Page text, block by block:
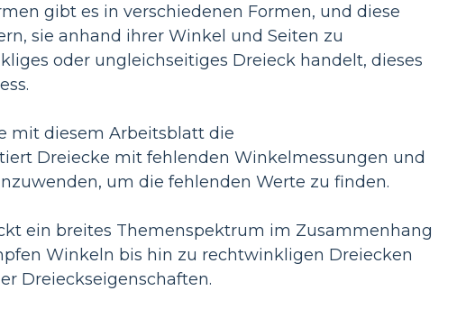
gibt es in verschiedenen Formen, und diese
sie anhand ihrer Winkel und Seiten zu
oder ungleichseitiges Dreieck handelt, dieses
mit diesem Arbeitsblatt die
Dreiecke mit fehlenden Winkelmessungen und
um die fehlenden Werte zu finden.
ein breites Themenspektrum im Zusammenhang
Winkeln bis hin zu rechtwinkligen Dreiecken
Dreieckseigenschaften.